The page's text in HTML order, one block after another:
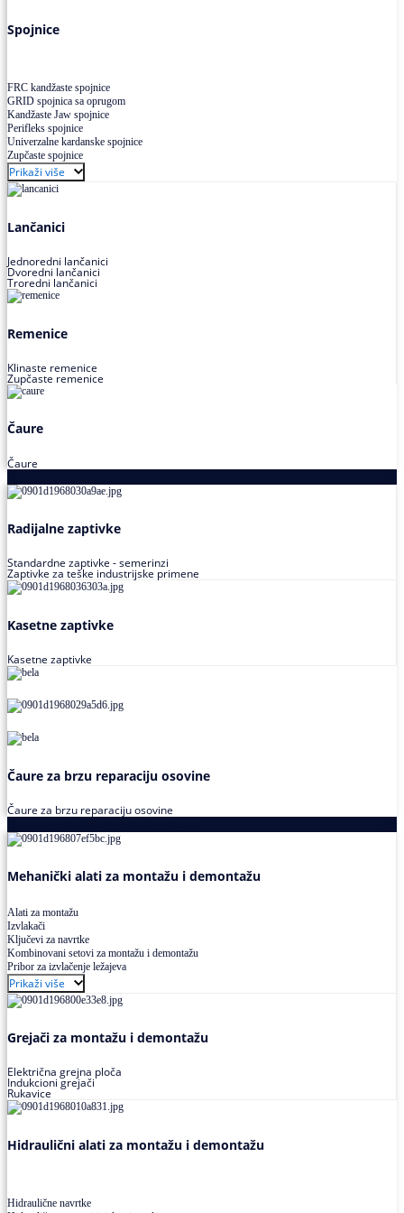
Višekanalno remenje PJ,PK
Spojnice
FRC kandžaste spojnice
GRID spojnica sa oprugom
Kandžaste Jaw spojnice
Perifleks spojnice
Univerzalne kardanske spojnice
Zupčaste spojnice
Prikaži više
Lančanici
Jednoredni lančanici
Dvoredni lančanici
Troredni lančanici
Remenice
Klinaste remenice
Zupčaste remenice
Čaure
Čaure
Radijalne zaptivke
Standardne zaptivke - semerinzi
Zaptivke za teške industrijske primene
Kasetne zaptivke
Kasetne zaptivke
Čaure za brzu reparaciju osovine
Čaure za brzu reparaciju osovine
Mehanički alati za montažu i demontažu
Alati za montažu
Izvlakači
Ključevi za navrtke
Kombinovani setovi za montažu i demontažu
Pribor za izvlačenje ležajeva
Prikaži više
Grejači za montažu i demontažu
Električna grejna ploča
Indukcioni grejači
Rukavice
Hidraulični alati za montažu i demontažu
Hidraulične navrtke